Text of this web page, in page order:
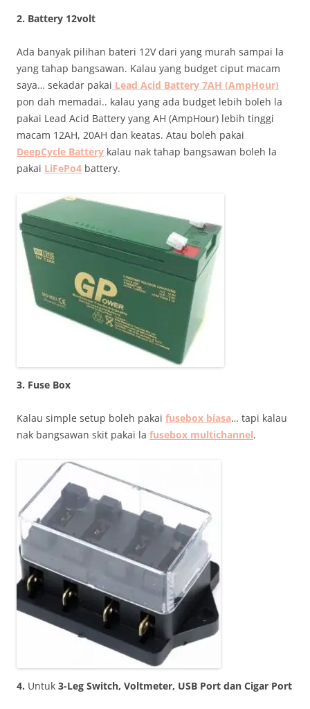
2. Battery 12volt
Ada banyak pilihan bateri 12V dari yang murah sampai la
yang tahap bangsawan. Kalau yang budget ciput macam
saya… sekadar pakai Lead Acid Battery 7AH (AmpHour)
pon dah memadai.. kalau yang ada budget lebih boleh la
pakai Lead Acid Battery yang AH (AmpHour) lebih tinggi
macam 12AH, 20AH dan keatas. Atau boleh pakai
DeepCycle Battery kalau nak tahap bangsawan boleh la
pakai LiFePo4 battery.
3. Fuse Box
Kalau simple setup boleh pakai fusebox biasa… tapi kalau
nak bangsawan skit pakai la fusebox multichannel.
4. Untuk 3-Leg Switch, Voltmeter, USB Port dan Cigar Port